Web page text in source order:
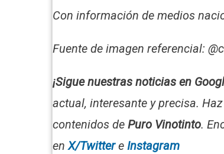
Con información de medios
Fuente de imagen referencial:
¡Sigue nuestras noticias en
actual, interesante y precisa. Haz
contenidos de Puro Vinotinto.
enX/Twittere Instagram